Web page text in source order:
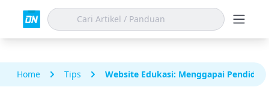
Home Tips Website Edukasi: Menggapai